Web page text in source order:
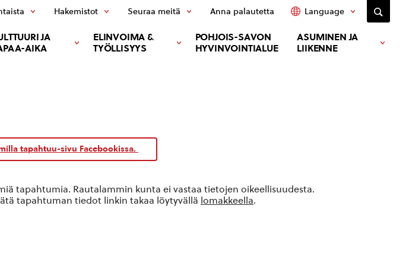
JA
AIKA
ELINVOIMA &
TYÖLLISYYS
POHJOIS-SAVON
HYVINVOINTIALUE
ASUMINEN JA
LIIKENNE
Hakemistot Seuraa meitä Anna palautetta Language
tapahtuu-sivu Facebookissa.
tapahtumia. Rautalammin kunta ei vastaa tietojen oikeellisuudesta.
tapahtuman tiedot linkin takaa löytyvällä lomakkeella.